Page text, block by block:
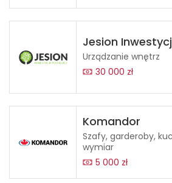
Jesion
Urządzanie wnętrz
30 000 zł
Komandor
Szafy, garderoby,
wymiar
5 000 zł